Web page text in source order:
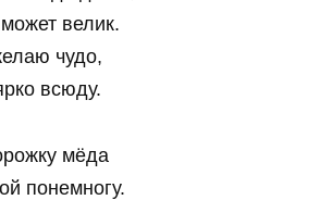
велик.
чудо,
всюду.
мёда
понемногу.